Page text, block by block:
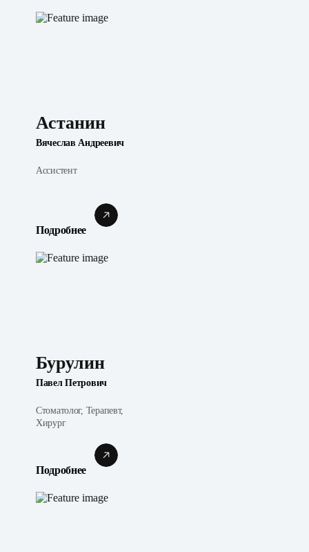
Астанин
Вячеслав Андреевич
Ассистент
Подробнее
Бурулин
Павел Петрович
Стоматолог, Терапевт,
Хирург
Подробнее